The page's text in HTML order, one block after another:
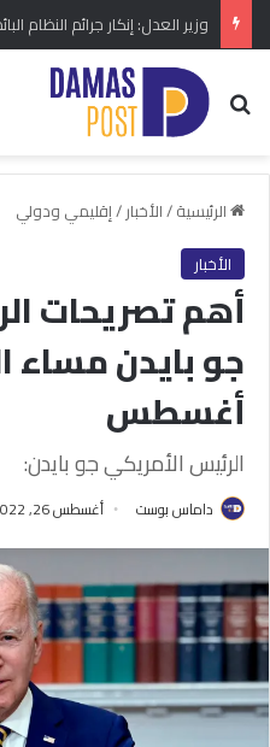
بحث عن
الرئيسية/الأخبار/إقليمي ودولي
الأخبار
أهم تصريحات
أغسطس
الرئيس الأمريكي جو بايدن:
داماس بوست أغسطس 26, 2022